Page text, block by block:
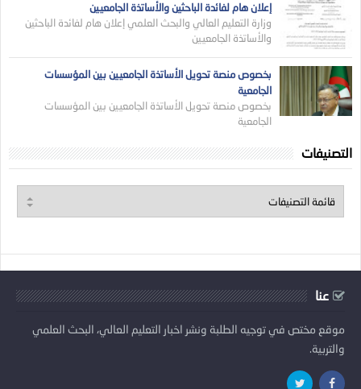
إعلان هام لفائدة الباحثين والأساتذة الجامعيين
وزارة التعليم العالي والبحث العلمي إعلان هام لفائدة الباحثين
والأساتذة الجامعيين
بخصوص منصة تحويل الأساتذة الجامعيين بين المؤسسات
الجامعية
بخصوص منصة تحويل الأساتذة الجامعيين بين المؤسسات
الجامعية
التصنيفات
عنا
موقع مختص في توجيه الطلبة ونشر اخبار التعليم العالي، البحث العلمي
والتربية.